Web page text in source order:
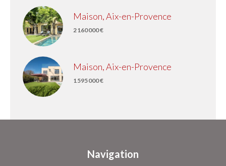
Maison, Aix-en-Provence
2 160 000 €
Maison, Aix-en-Provence
1 595 000 €
Navigation